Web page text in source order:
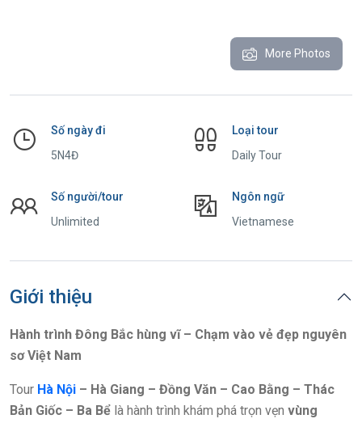
More Photos
Số ngày đi
5N4Đ
Loại tour
Daily Tour
Số người/tour
Unlimited
Ngôn ngữ
Vietnamese
Giới thiệu
Hành trình Đông Bắc hùng vĩ – Chạm vào vẻ đẹp nguyên
sơ Việt Nam
Tour Hà Nội – Hà Giang – Đồng Văn – Cao Bằng – Thác
Bản Giốc – Ba Bể là hành trình khám phá trọn vẹn vùng